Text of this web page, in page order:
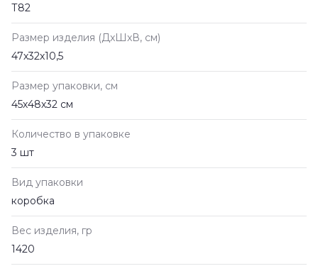
Т82
Размер изделия (ДxШxВ, см)
47х32х10,5
Размер упаковки, см
45х48х32 см
Количество в упаковке
3 шт
Вид упаковки
коробка
Вес изделия, гр
1420